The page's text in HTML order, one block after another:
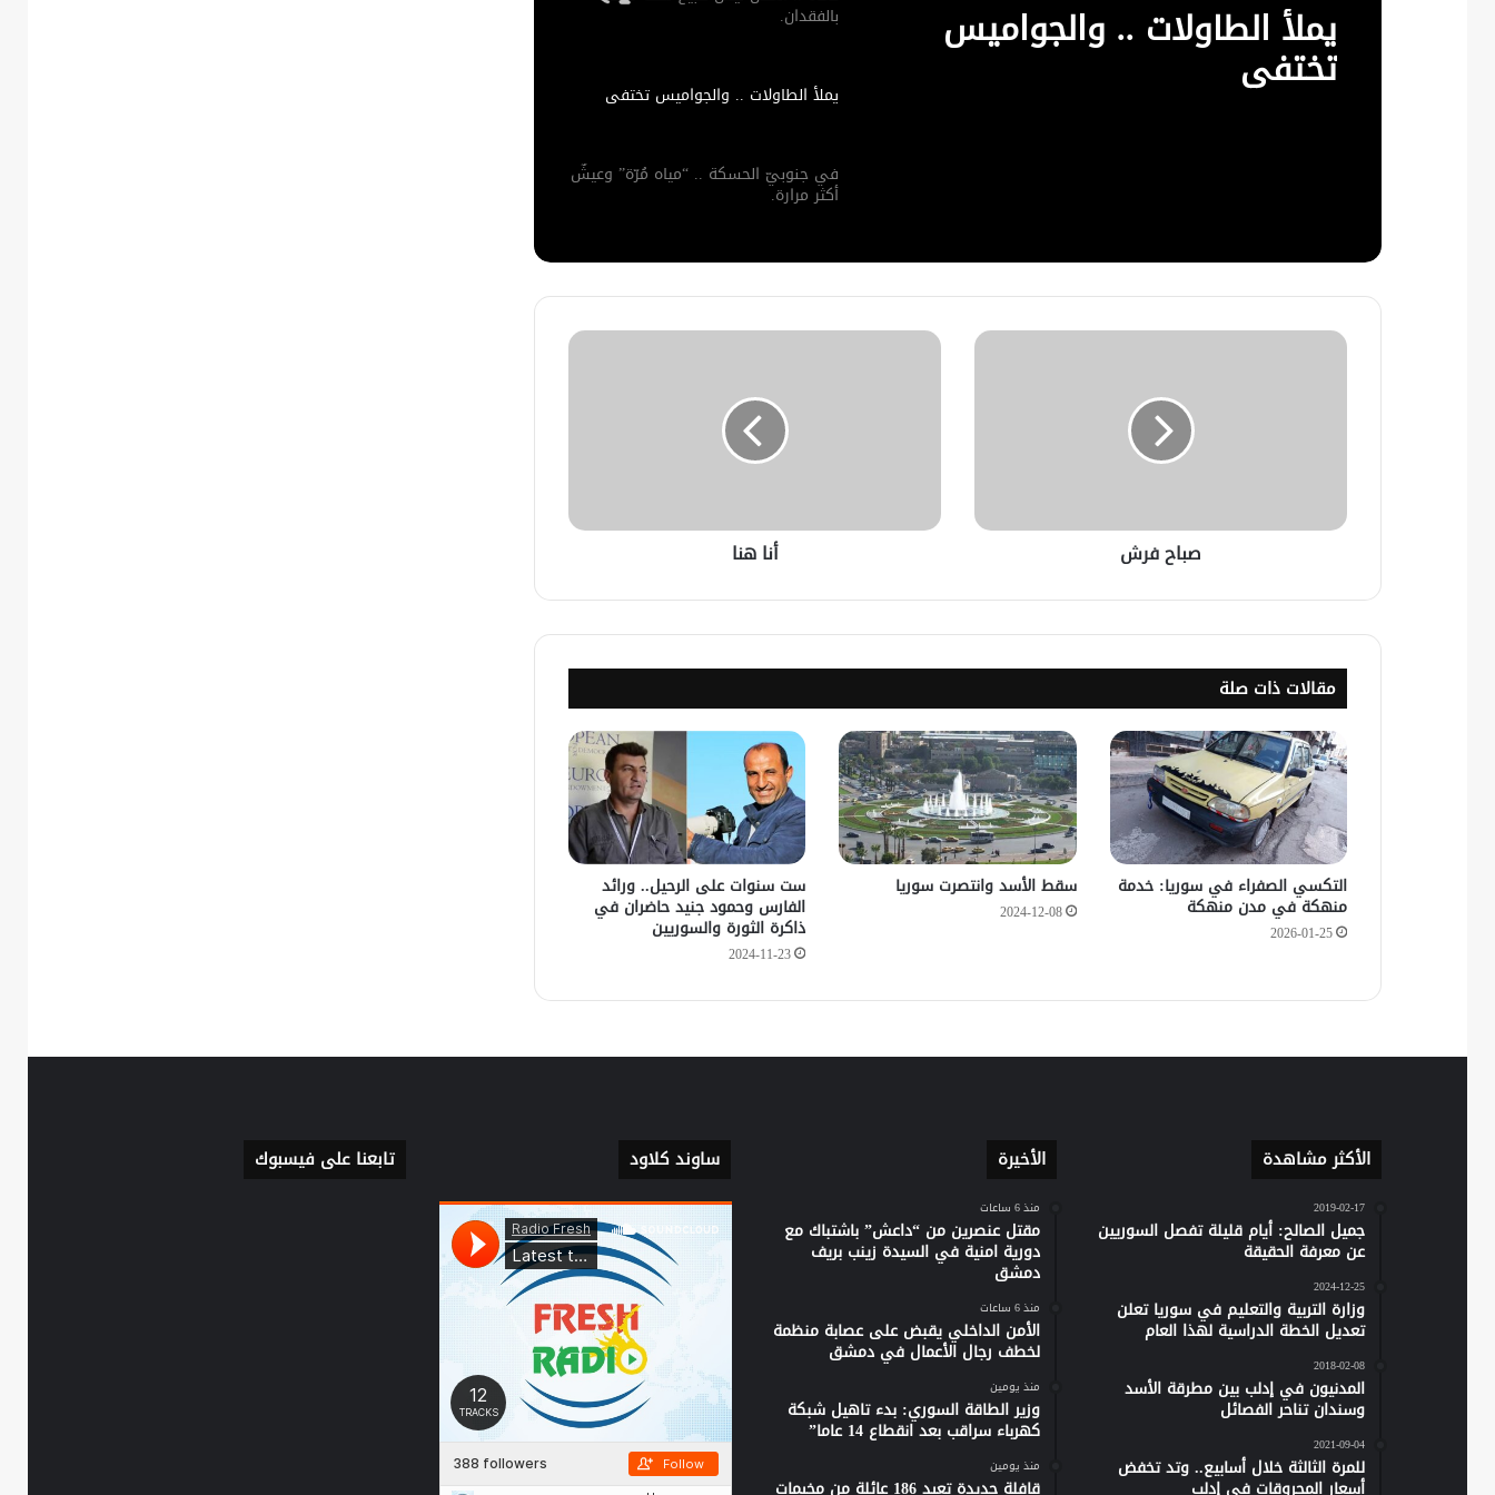
يملأ الطاولات .. والجواميس
تختفي
بالفقدان.
يملأ الطاولات .. والجواميس تختفي
في جنوبيّ الحسكة .. “مياه مُرّة” وعيشٌ
أكثر مرارة.
طلاباً إلى تركِ التعليم.
سُوريّات بينَ الطّموح وحدود الحركة.
أحلام مُعلّقة على كرسي الأسنان.
في مخيمات إدلب .. حين يصبح المطر
أقسى من الإعاقة.
ورشة صناعة الجينز السوري .. مهنة
تخسر عمّالها وسوقها
ما تبقى من اللُغة الفرنسيّة في سوريا.
حماة .. المحل ليس للبيع لكنّه مُهدد
بالفقدان.
صباح فرش أنا هنا
مقالات ذات صلة
التكسي الصفراء في سوريا: خدمة
منهكة في مدن منهكة
2026-01-25
سقط الأسد وانتصرت سوريا
2024-12-08
ست سنوات على الرحيل.. ورائد
الفارس وحمود جنيد حاضران في
ذاكرة الثورة والسوريين
2024-11-23
الأكثر مشاهدة
2019-02-17
جميل الصالح: أيام قليلة تفصل السوريين
عن معرفة الحقيقة
2024-12-25
وزارة التربية والتعليم في سوريا تعلن
تعديل الخطة الدراسية لهذا العام
2018-02-08
المدنيون في إدلب بين مطرقة الأسد
وسندان تناحر الفصائل
2021-09-04
للمرة الثالثة خلال أسابيع.. وتد تخفض
الأخيرة
منذ 6 ساعات
مقتل عنصرين من “داعش” باشتباك مع
دورية امنية في السيدة زينب بريف
دمشق
منذ 6 ساعات
الأمن الداخلي يقبض على عصابة منظمة
لخطف رجال الأعمال في دمشق
منذ يومين
وزير الطاقة السوري: بدء تاهيل شبكة
كهرباء سراقب بعد انقطاع 14 عاما”
منذ يومين
ساوند كلاود تابعنا على فيسبوك